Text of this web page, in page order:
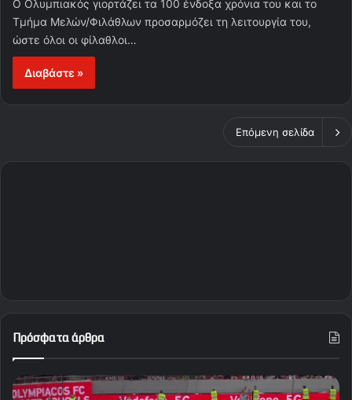
Ο Ολυμπιακός γιορτάζει τα 100 ένδοξα χρόνια του και το
Τμήμα Μελών/Φιλάθλων προσαρμόζει τη λειτουργία του,
ώστε όλοι οι φίλαθλοι…
Διαβάστε »
Επόμενη σελίδα
Πρόσφατα άρθρα